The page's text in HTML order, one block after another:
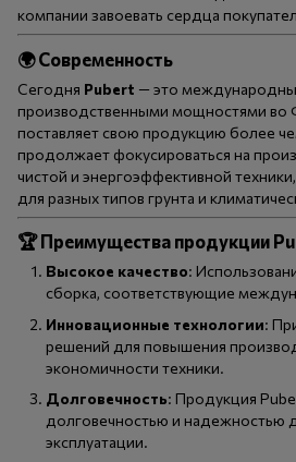
компании завоевать сердца
🌍Современность
Сегодня Pubert — это
производственными мощностями во
поставляет свою продукцию более
продолжает фокусироваться на
чистой и энергоэффективной
для разных типов грунта и
🏆Преимущества продукции
Высокое качество:
сборка, соответствующие
Инновационные технологии:
решений для повышения
экономичности техники.
Долговечность: Продукция
долговечностью и надежностью
эксплуатации.